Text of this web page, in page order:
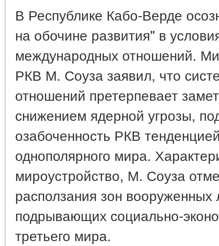
В Республике Кабо-Верде
на обочине развития" в
международных отношений.
РКВ М. Соуза заявил, что
отношений претерпевает
снижением ядерной угрозы,
озабоченность РКВ
однополярного мира.
мироустройство, М. Соуза
расползания зон
подрывающих социально-
третьего мира.